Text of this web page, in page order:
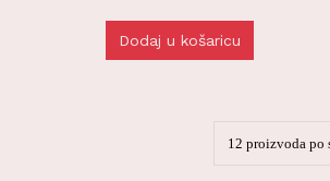
Dodaj u košaricu